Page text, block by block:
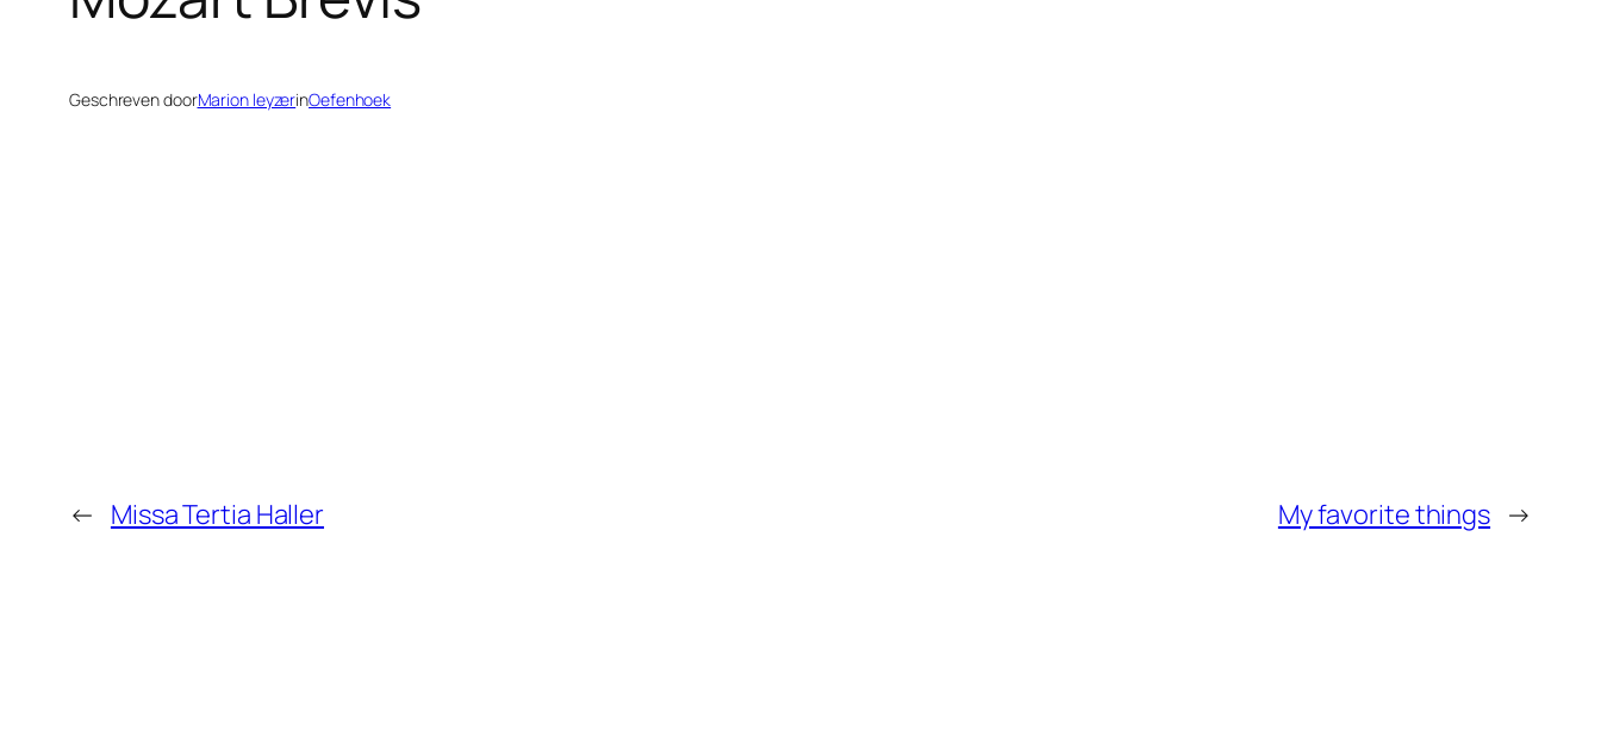
Geschreven doorMarion leyzerinOefenhoek
← Missa Tertia Haller My favorite things →